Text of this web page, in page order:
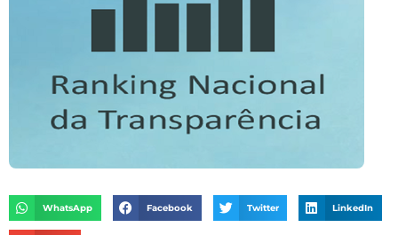
WhatsApp Facebook Twitter LinkedIn